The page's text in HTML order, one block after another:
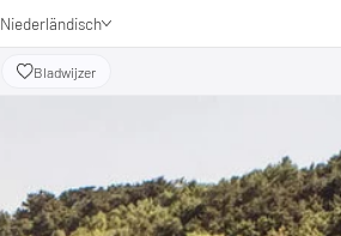
Niederländisch
Deutsch
EnglischBladwijzer